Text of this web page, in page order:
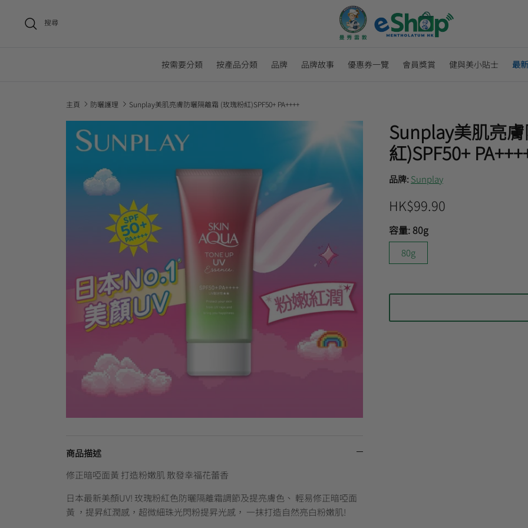
搜尋
按需要分類 按產品分類 品牌 品牌故事 優惠券一覽 會員獎賞 健與美小貼士 最
主頁 防曬護理 Sunplay美肌亮膚防曬隔離霜 (玫瑰粉紅)SPF50+ PA++++
商品描述
修正暗啞面黃 打造粉嫩肌 散發幸福花蕾香
日本最新美顏UV! 玫瑰粉紅色防曬隔離霜調節及提亮膚色、 輕易修正暗啞面
黃 ，提昇紅潤感，超微細珠光閃粉提昇光感， 一抹打造自然亮白粉嫩肌!
Sunplay美肌亮
紅)SPF50+
品牌: Sunplay
HK$99.90
容量:80g
80g